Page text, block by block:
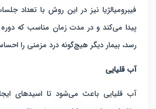
فیبرومیالژیا نیز در این روش با تعداد
پیدا می‌کند و در مدت زمان مناسب که دوره
رسد، بیمار دیگر هیچ‌گونه درد مزمنی را
آب قلیایی
آب قلیایی باعث می‌شود تا اسید‌های